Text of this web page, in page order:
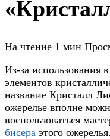
На чтение 1 мин
Из-за использования
элементов
название Кристалл
ожерелье вполне
воспользоваться
бисера этого ожерелья.